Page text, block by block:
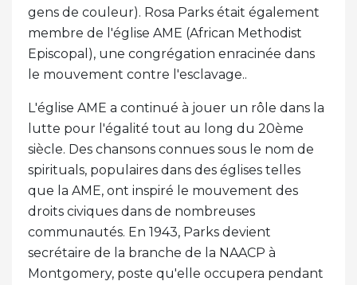
gens de couleur). Rosa Parks était également
membre de l'église AME (African Methodist
Episcopal), une congrégation enracinée dans
le mouvement contre l'esclavage..
L'église AME a continué à jouer un rôle dans la
lutte pour l'égalité tout au long du 20ème
siècle. Des chansons connues sous le nom de
spirituals, populaires dans des églises telles
que la AME, ont inspiré le mouvement des
droits civiques dans de nombreuses
communautés. En 1943, Parks devient
secrétaire de la branche de la NAACP à
Montgomery, poste qu'elle occupera pendant